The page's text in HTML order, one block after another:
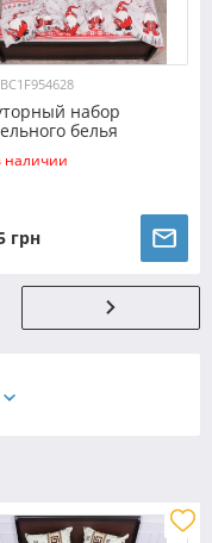
набор
белья
из Фланели
Черешенка™
наличии
грн